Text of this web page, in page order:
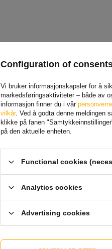
ProPlus 342159 sidekrok
tilhengertaustropper
Produkt tilgjengelig i store
10,64 NOK
Configuration of
Vi bruker informasjonskapsler for å
markedsføringsaktiviteter – både av
informasjon finner du i vår
vilkår. Ved å godta denne meldingen
klikke på fanen
på den aktuelle enheten.
Functional cookies
Analytics cookies
Advertising cookies